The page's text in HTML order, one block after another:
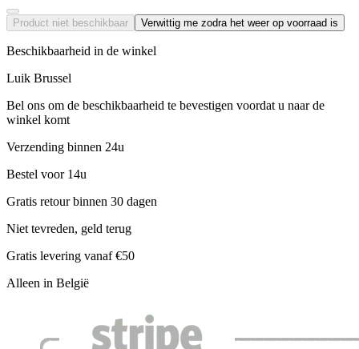
Product niet beschikbaar Verwittig me zodra het weer op voorraad is
Beschikbaarheid in de winkel
Luik Brussel
Bel ons om de beschikbaarheid te bevestigen voordat u naar de
winkel komt
Verzending binnen 24u
Bestel voor 14u
Gratis retour binnen 30 dagen
Niet tevreden, geld terug
Gratis levering vanaf €50
Alleen in België